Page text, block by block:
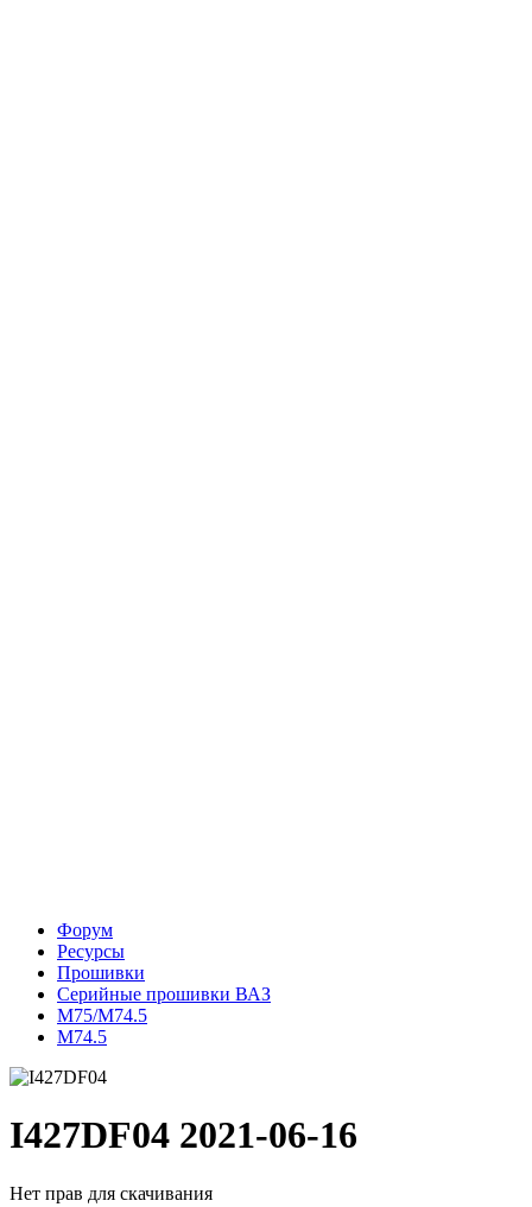
Форум
Ресурсы
Прошивки
Серийные прошивки ВАЗ
M75/M74.5
М74.5
I427DF04 2021-06-16
Нет прав для скачивания